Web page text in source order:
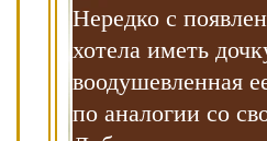
Нередко с
хотела иметь
воодушевленная
по аналогии со